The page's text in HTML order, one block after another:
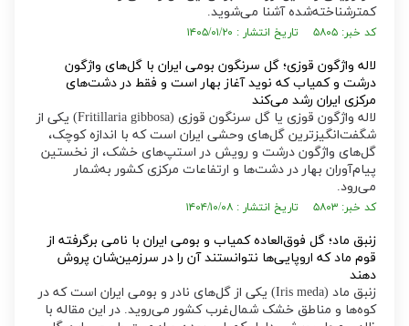
کمترشناخته‌شده آشنا می‌شوید.
کد خبر: ۵۸۰۵ تاریخ انتشار : ۱۴۰۵/۰۱/۲۰
لاله واژگون قوزی؛ گل سرنگون بومی ایران با گل‌های واژگون
درشت و کمیاب که نوید آغاز بهار است و فقط در دشت‌های
مرکزی ایران رشد می‌کند
لاله واژگون قوزی یا گل سرنگون قوزی (Fritillaria gibbosa) یکی از
شگفت‌انگیزترین گل‌های وحشی ایران است که با اندازه کوچک،
گل‌های واژگون درشت و رویش در استپ‌های خشک، از نخستین
پیام‌آوران بهار در دشت‌ها و ارتفاعات مرکزی کشور به‌شمار
می‌رود.
کد خبر: ۵۸۰۳ تاریخ انتشار : ۱۴۰۴/۱۰/۰۸
زنبق ماد؛ گل فوق‌العاده کمیاب و بومی ایران با نامی برگرفته از
قوم ماد که اروپایی‌ها نتوانستند آن را در سرزمین‌شان پروش
دهند
زنبق ماد (Iris meda) یکی از گل‌های نادر و بومی ایران است که در
کوه‌ها و مناطق خشک شمال‌غرب کشور می‌روید. در این مقاله با